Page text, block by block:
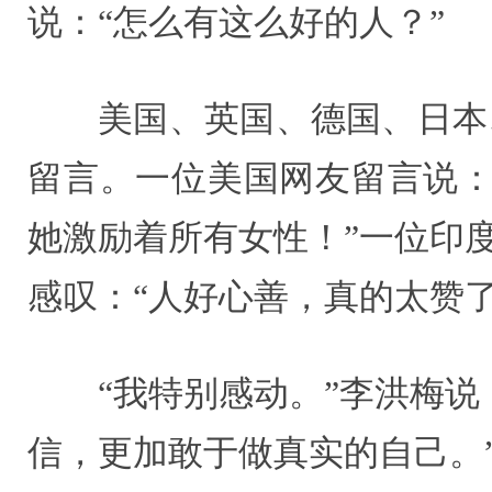
说：“怎么有这么好的人？”
美国、英国、德国、日
留言。一位美国网友留言说
她激励着所有女性！”一位印
感叹：“人好心善，真的太赞
“我特别感动。”李洪梅
信，更加敢于做真实的自己。